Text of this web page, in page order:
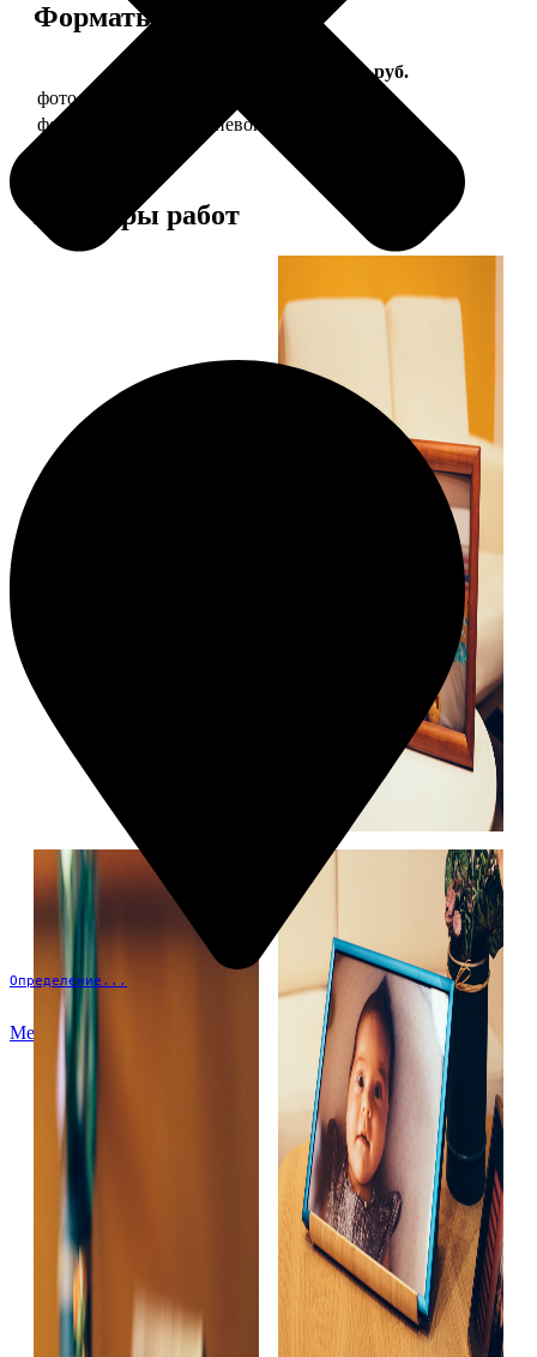
Определение...
Меню
Форматы и цены
Цена, руб.
фото 20х30 в деревянной рамке
фото 20х30 в алюминиевой рамке
Примеры работ